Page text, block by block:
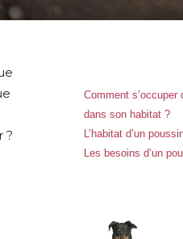
?
Comment
dans son habitat ?
L’habitat d’un
Les besoins d’un